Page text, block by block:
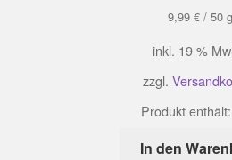
9,99 €/ 50 g
inkl. 19 %
zzgl.
Produkt
In den